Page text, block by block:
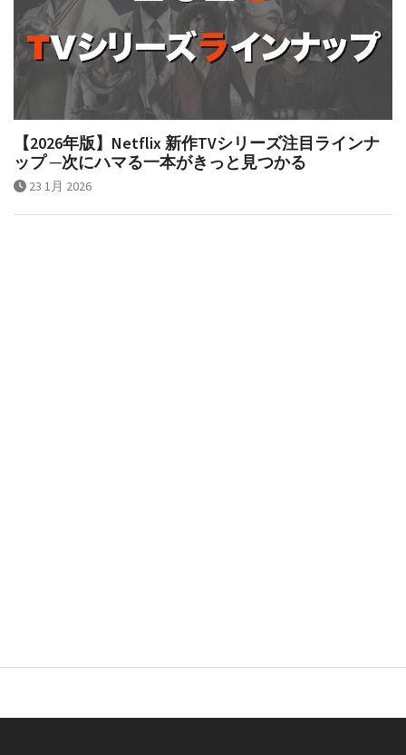
【2026年版】Netflix 新作TVシリーズ注目ラインナ
ップ ─次にハマる一本がきっと見つかる
23 1月 2026